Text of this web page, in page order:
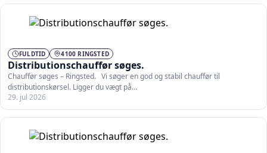
FULDTID 4100 RINGSTED
Distributionschauffør søges.
Chauffør søges – Ringsted. Vi søger en god og stabil chauffør til
distributionskørsel. Ligger du vægt på…
29. jul 2026